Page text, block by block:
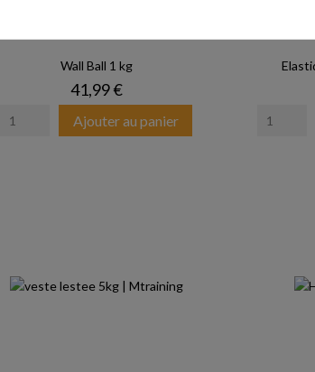
Wall Ball 1 kg
Prix
41,99 €
Ajouter au panier